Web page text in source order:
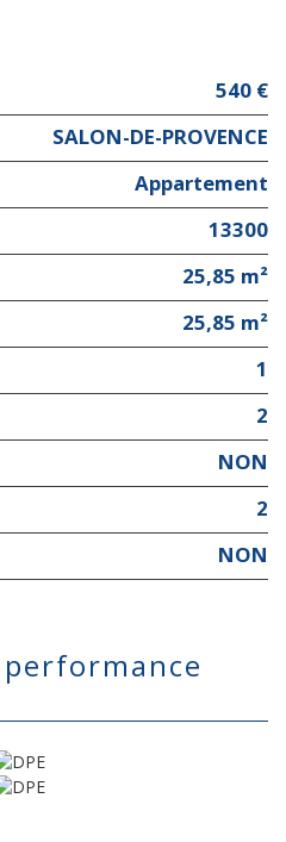
540 €
SALON-DE-PROVENCE
Appartement
13300
25,85 m²
25,85 m²
1
2
NON
2
NON